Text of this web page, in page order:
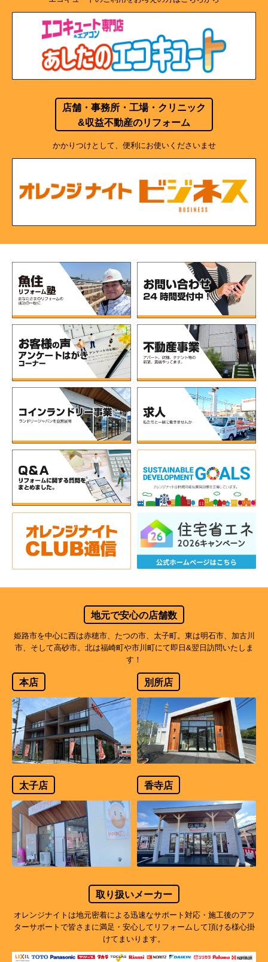
店舗・事務所・工場・クリニック
&収益不動産のリフォーム
かかりつけとして、便利にお使いくださいませ
地元で安心の店舗数
姫路市を中心に西は赤穂市、たつの市、太子町。東は明石市、加古川
市、そして高砂市。北は福崎町や市川町にて即日&翌日訪問いたしま
す！
本店 別所店
太子店 香寺店
取り扱いメーカー
オレンジナイトは地元密着による迅速なサポート対応・施工後のアフ
ターサポートで皆さまに満足・安心してリフォームして頂ける様心掛
けてまいります。